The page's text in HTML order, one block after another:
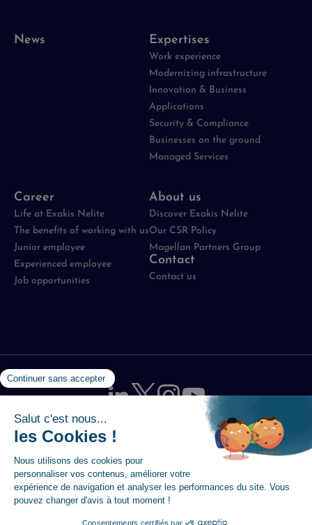
News Expertises
Work experience
Modernizing infrastructure
Innovation & Business
Applications
Security & Compliance
Businesses on the ground
Managed Services
Career
Life at Exakis Nelite
The benefits of working with us
Junior employee
Experienced employee
Job opportunities
About us
Discover Exakis Nelite
Our CSR Policy
Magellan Partners Group
Contact
Contact us
Mentions légales - Politique de protection des données -
Accessibilité :
partiellement conforme
© 2026 Magellan